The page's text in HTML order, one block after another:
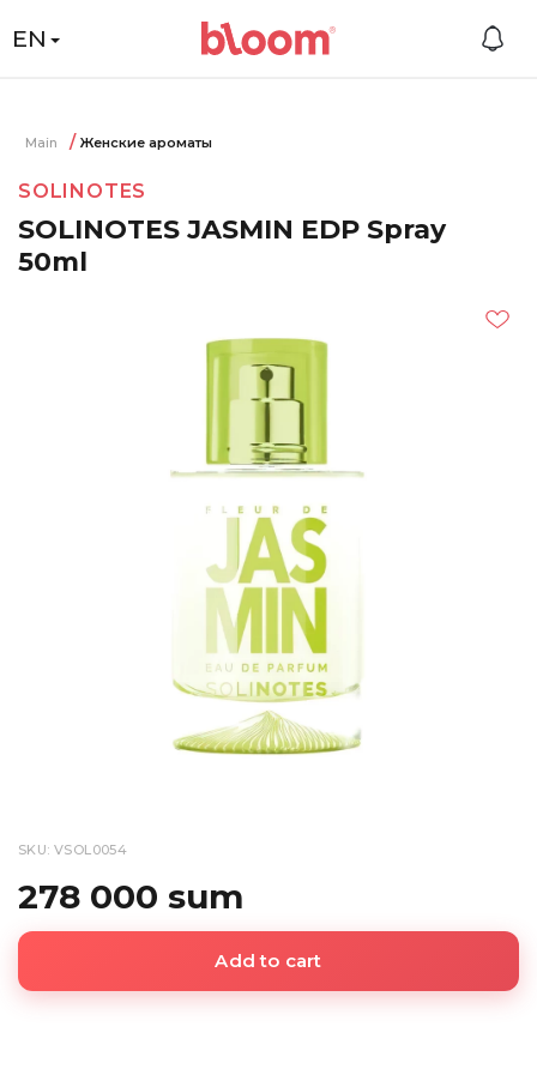
EN
Main Женские ароматы
SOLINOTES
SOLINOTES JASMIN EDP Spray
50ml
SKU: VSOL0054
278 000 sum
Add to cart